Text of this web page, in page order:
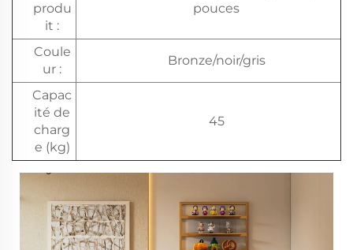
produ
it :
pouces
Coule
ur :
Bronze/noir/gris
Capac
ité de
charg
e (kg)
45